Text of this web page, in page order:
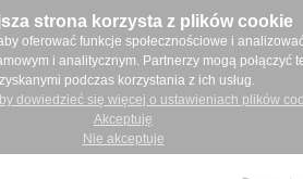
strona korzysta z plików cookie
oferować funkcje społecznościowe i
i analitycznym. Partnerzy mogą
podczas korzystania z ich usług.
dowiedzieć się więcej o ustawieniach plików
Akceptuję
Nie akceptuje